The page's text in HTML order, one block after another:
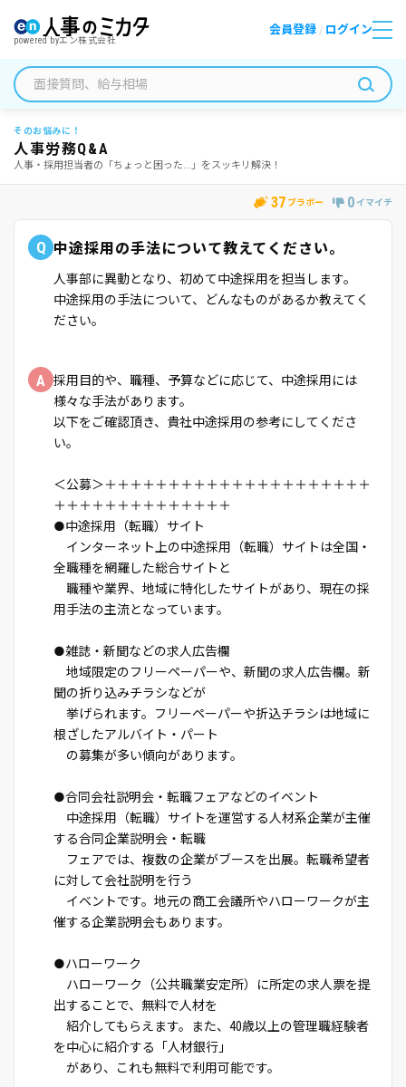
powered byエン株式会社
会員登録 / ログイン
そのお悩みに！
人事労務Q&A
人事・採用担当者の「ちょっと困った...」をスッキリ解決！
37 ブラボー 0 イマイチ
Q 中途採用の手法について教えてください。
人事部に異動となり、初めて中途採用を担当します。
中途採用の手法について、どんなものがあるか教えてく
ださい。
A
採用目的や、職種、予算などに応じて、中途採用には
様々な手法があります。
以下をご確認頂き、貴社中途採用の参考にしてくださ
い。
＜公募＞＋＋＋＋＋＋＋＋＋＋＋＋＋＋＋＋＋＋＋＋＋
＋＋＋＋＋＋＋＋＋＋＋＋＋＋
●中途採用（転職）サイト
インターネット上の中途採用（転職）サイトは全国・
全職種を網羅した総合サイトと
職種や業界、地域に特化したサイトがあり、現在の採
用手法の主流となっています。
●雑誌・新聞などの求人広告欄
地域限定のフリーペーパーや、新聞の求人広告欄。新
聞の折り込みチラシなどが
挙げられます。フリーペーパーや折込チラシは地域に
根ざしたアルバイト・パート
の募集が多い傾向があります。
●合同会社説明会・転職フェアなどのイベント
中途採用（転職）サイトを運営する人材系企業が主催
する合同企業説明会・転職
フェアでは、複数の企業がブースを出展。転職希望者
に対して会社説明を行う
イベントです。地元の商工会議所やハローワークが主
催する企業説明会もあります。
●ハローワーク
ハローワーク（公共職業安定所）に所定の求人票を提
出することで、無料で人材を
紹介してもらえます。また、40歳以上の管理職経験者
を中心に紹介する「人材銀行」
があり、これも無料で利用可能です。